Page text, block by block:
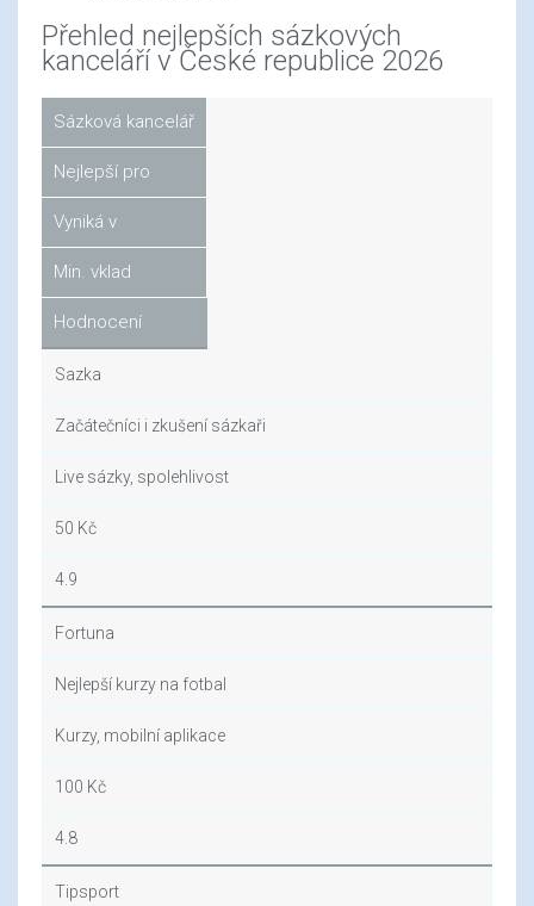
Přehled nejlepších sázkových
kanceláří v České republice 2026
Sázková kancelář
Nejlepší pro
Vyniká v
Min. vklad
Hodnocení
Sazka
Začátečníci i zkušení sázkaři
Live sázky, spolehlivost
50 Kč
4.9
Fortuna
Nejlepší kurzy na fotbal
Kurzy, mobilní aplikace
100 Kč
4.8
Tipsport